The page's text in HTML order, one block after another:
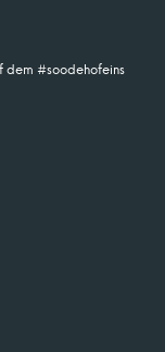
dem #soodehofeins